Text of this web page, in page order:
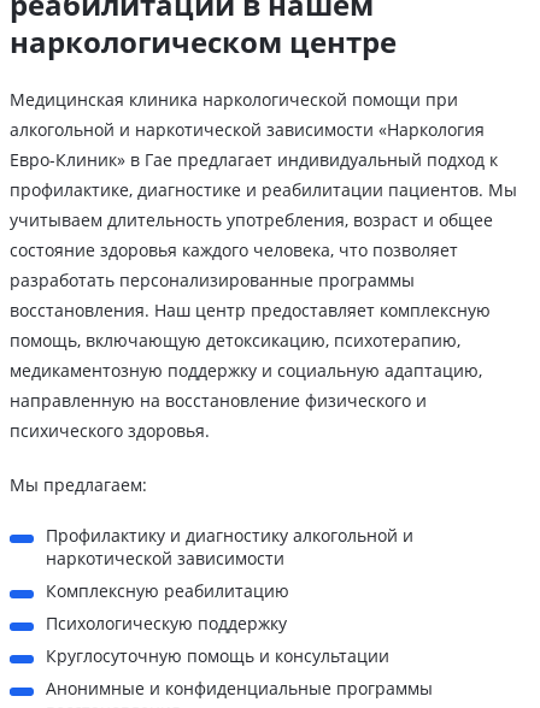
наркологическом центре
Медицинская клиника наркологической помощи при
алкогольной и наркотической зависимости «Наркология
Евро-Клиник» в Гае предлагает индивидуальный подход к
профилактике, диагностике и реабилитации пациентов. Мы
учитываем длительность употребления, возраст и общее
состояние здоровья каждого человека, что позволяет
разработать персонализированные программы
восстановления. Наш центр предоставляет комплексную
помощь, включающую детоксикацию, психотерапию,
медикаментозную поддержку и социальную адаптацию,
направленную на восстановление физического и
психического здоровья.
Мы предлагаем:
Профилактику и диагностику алкогольной и
наркотической зависимости
Комплексную реабилитацию
Психологическую поддержку
Круглосуточную помощь и консультации
Анонимные и конфиденциальные программы